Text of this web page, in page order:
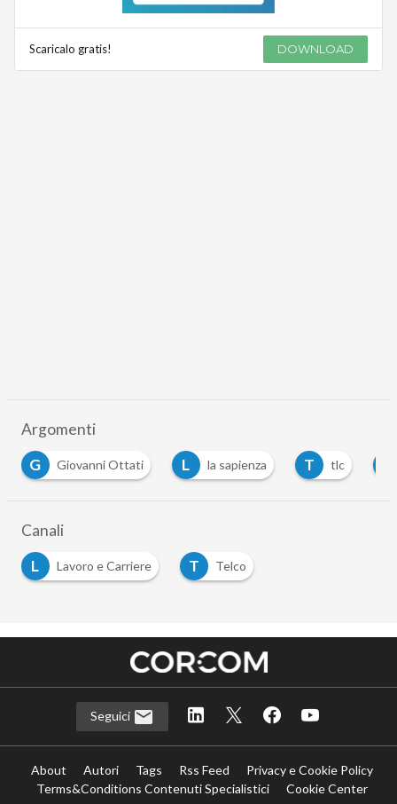
Scaricalo gratis! DOWNLOAD
Argomenti
G
Giovanni Ottati L la sapienza T tlc V
Canali
L
Lavoro e Carriere T Telco
Seguici
About Autori Tags Rss Feed
Privacy e Cookie Policy
Terms&Conditions Contenuti Specialistici
Cookie Center